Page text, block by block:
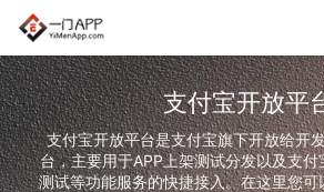
支付宝开放平
支付宝开放平台是支付宝旗下开放给开
台，主要用于APP上架测试分发以及支
测试等功能服务的快捷接入。在这里您